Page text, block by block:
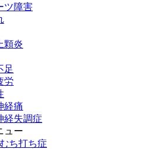
ツ障害
顆炎
足
労
経痛
経失調症
ュー
ち打ち症